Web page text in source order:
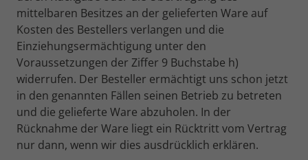
mittelbaren Besitzes an der gelieferten Ware auf
Kosten des Bestellers verlangen und die
Einziehungsermächtigung unter den
Voraussetzungen der Ziffer 9 Buchstabe h)
widerrufen. Der Besteller ermächtigt uns schon jetzt
in den genannten Fällen seinen Betrieb zu betreten
und die gelieferte Ware abzuholen. In der
Rücknahme der Ware liegt ein Rücktritt vom Vertrag
nur dann, wenn wir dies ausdrücklich erklären.